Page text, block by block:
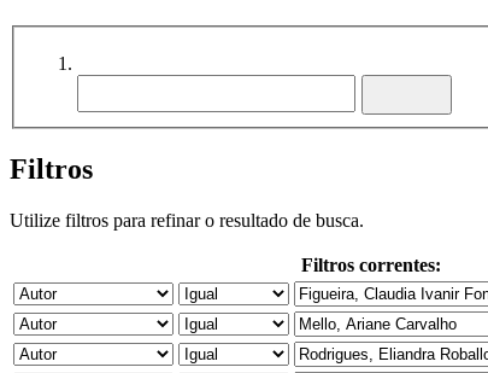
Filtros
Utilize filtros para refinar o resultado de busca.
Filtros correntes: